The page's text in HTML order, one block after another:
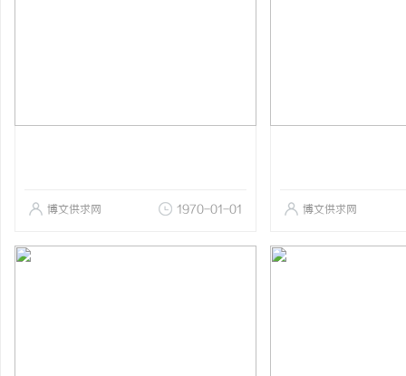
博文供求网 1970-01-01 博文供求网